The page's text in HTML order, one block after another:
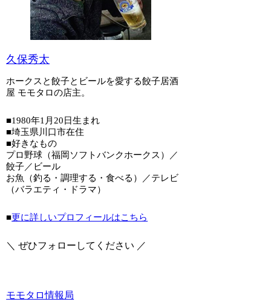
久保秀太
ホークスと餃子とビールを愛する餃子居酒
屋 モモタロの店主。
■1980年1月20日生まれ
■埼玉県川口市在住
■好きなもの
プロ野球（福岡ソフトバンクホークス）／
餃子／ビール
お魚（釣る・調理する・食べる）／テレビ
（バラエティ・ドラマ）
■更に詳しいプロフィールはこちら
＼ ぜひフォローしてください ／
モモタロ情報局